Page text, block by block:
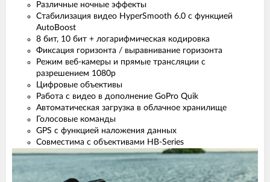
Различные ночные эффекты
Стабилизация видео HyperSmooth 6.0 с функцией
AutoBoost
8 бит, 10 бит + логарифмическая кодировка
Фиксация горизонта / выравнивание горизонта
Режим веб-камеры и прямые трансляции с
разрешением 1080p
Цифровые объективы
Работа с видео в дополнение GoPro Quik
Автоматическая загрузка в облачное хранилище
Голосовые команды
GPS с функцией наложения данных
Совместима с объективами HB-Series